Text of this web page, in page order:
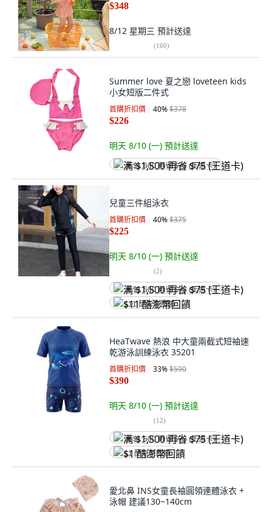
$348
8/12 星期三 預計送達
(160)
Summer love 夏之戀 loveteen kids
小女短版二件式
首購折扣價 40%$378
$226
明天 8/10 (一) 預計送達
满 $1,500 再省 $75 (王道卡)
兒童三件組泳衣
首購折扣價 40%$375
$225
明天 8/10 (一) 預計送達
(2)
满 $1,500 再省 $75 (王道卡)
$11 酷澎幣回饋
HeaTwave 熱浪 中大童兩截式短袖速
乾游泳訓練泳衣 35201
首購折扣價 33%$590
$390
明天 8/10 (一) 預計送達
(12)
满 $1,500 再省 $75 (王道卡)
$1 酷澎幣回饋
愛北鼻 INS女童長袖圓領連體泳衣 +
泳帽 建議130~140cm